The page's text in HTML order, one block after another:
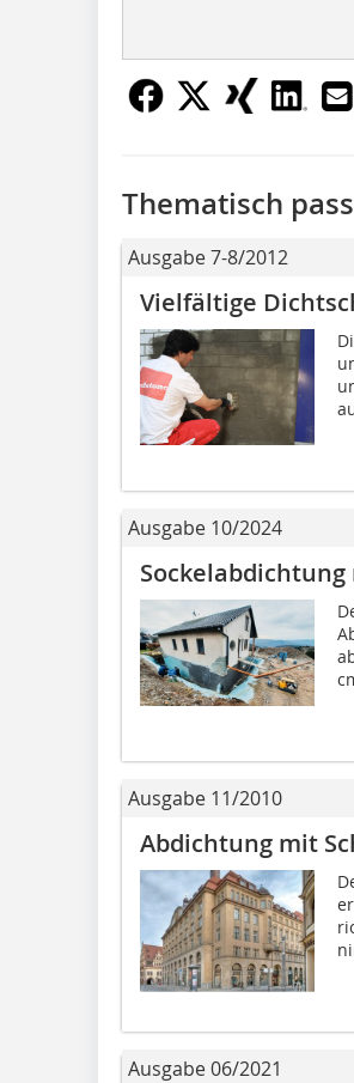
Thematisch
Ausgabe 7-8/2012
Vielfältige
Ausgabe 10/2024
Ausgabe 11/2010
Abdichtung mit
Ausgabe 06/2021